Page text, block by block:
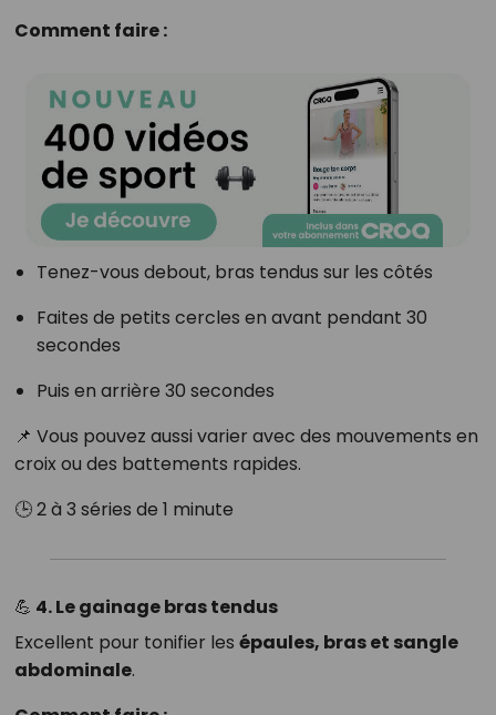
Comment faire :
Tenez-vous debout, bras tendus sur les côtés
Faites de petits cercles en avant pendant 30
secondes
Puis en arrière 30 secondes
📌 Vous pouvez aussi varier avec des mouvements en
croix ou des battements rapides.
🕒 2 à 3 séries de 1 minute
💪 4. Le gainage bras tendus
Excellent pour tonifier les épaules, bras et sangle
abdominale.